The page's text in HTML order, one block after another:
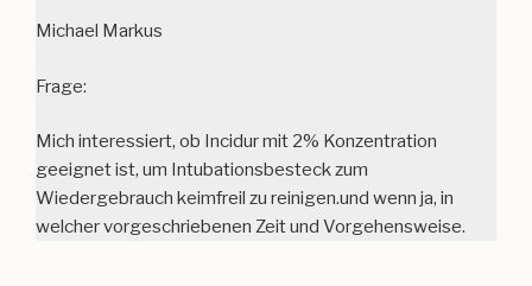
Michael Markus
Frage:
Mich interessiert, ob Incidur mit 2% Konzentration
geeignet ist, um Intubationsbesteck zum
Wiedergebrauch keimfreil zu reinigen.und wenn ja, in
welcher vorgeschriebenen Zeit und Vorgehensweise.